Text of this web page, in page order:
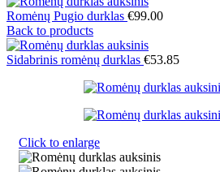
Romėnų Pugio durklas €99.00
Back to products
Sidabrinis romėnų durklas €53.85
Click to enlarge